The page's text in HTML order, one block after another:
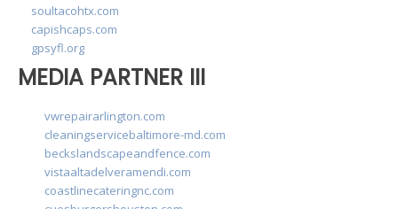
soultacohtx.com
capishcaps.com
gpsyfl.org
MEDIA PARTNER III
vwrepairarlington.com
cleaningservicebaltimore-md.com
beckslandscapeandfence.com
vistaaltadelveramendi.com
coastlinecateringnc.com